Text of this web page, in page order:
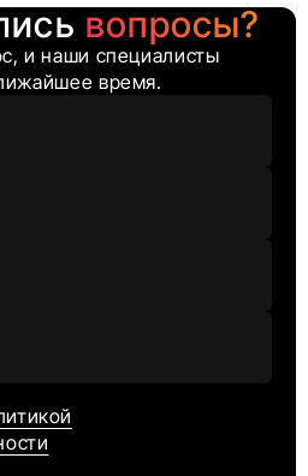
вопросы?
и наши специалисты
время.